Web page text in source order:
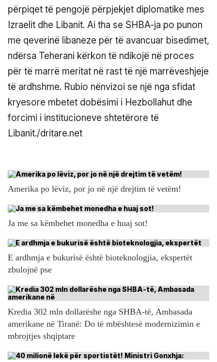
përpiqet të pengojë përpjekjet diplomatike mes
Izraelit dhe Libanit. Ai tha se SHBA-ja po punon
me qeverinë libaneze për të avancuar bisedimet,
ndërsa Teherani kërkon të ndikojë në proces
për të marrë meritat në rast të një marrëveshjeje
të ardhshme. Rubio nënvizoi se një nga sfidat
kryesore mbetet dobësimi i Hezbollahut dhe
forcimi i institucioneve shtetërore të
Libanit./dritare.net
Amerika po lëviz, por jo në një drejtim të vetëm!
Ja me sa këmbehet monedha e huaj sot!
E ardhmja e bukurisë është bioteknologjia, ekspertët
zbulojnë pse
Kredia 302 mln dollarëshe nga SHBA-të, Ambasada
amerikane në Tiranë: Do të mbështesë modernizimin e
mbrojtjes shqiptare